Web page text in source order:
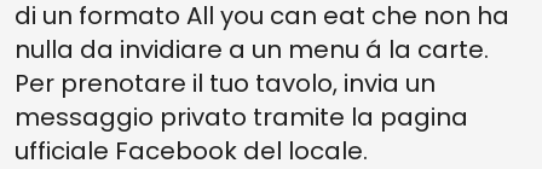
di un formato All you can eat che non ha
nulla da invidiare a un menu á la carte.
Per prenotare il tuo tavolo, invia un
messaggio privato tramite la pagina
ufficiale Facebook del locale.